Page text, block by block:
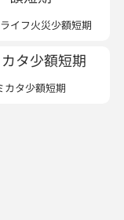
ミカタ少額短期
保険、介護保険、収入
身保険、定期保険、養